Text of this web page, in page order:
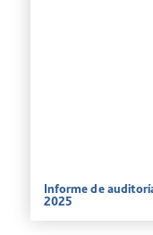
Informe de
2025